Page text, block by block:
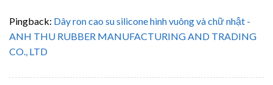
Pingback: Dây ron cao su silicone hình vuông và chữ nhật -
ANH THU RUBBER MANUFACTURING AND TRADING
CO., LTD